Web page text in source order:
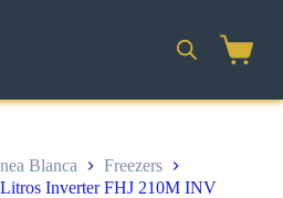
Blanca
Freezers
Litros Inverter FHJ 210M INV